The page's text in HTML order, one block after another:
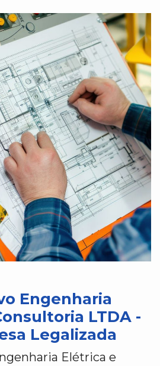
Engenharia
LTDA -
Legalizada
Elétrica e